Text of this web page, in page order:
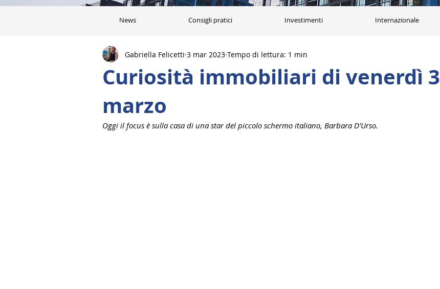
News Consigli pratici Investimenti Internazionale
Curiosità immobiliari di venerdì 3
marzo
Gabriella Felicetti 3 mar 2023 Tempo di lettura: 1 min
Oggi il focus è sulla casa di una star del piccolo schermo italiano, Barbara D’Urso.